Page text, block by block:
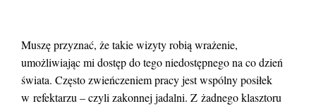
Muszę przyznać, że takie wizyty robią wrażenie,
umożliwiając mi dostęp do tego niedostępnego na co dzień
świata. Często zwieńczeniem pracy jest wspólny posiłek
w refektarzu – czyli zakonnej jadalni. Z żadnego klasztoru